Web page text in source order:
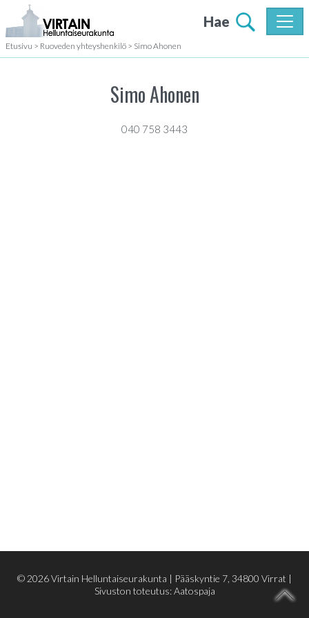
Hae
Etusivu > Ruoveden yhteyshenkilö > Simo Ahonen
Simo Ahonen
040 758 3443
© 2026 Virtain Helluntaiseurakunta | Pääskyntie 7, 34800 Virrat |
Sivuston toteutus:Aatospaja